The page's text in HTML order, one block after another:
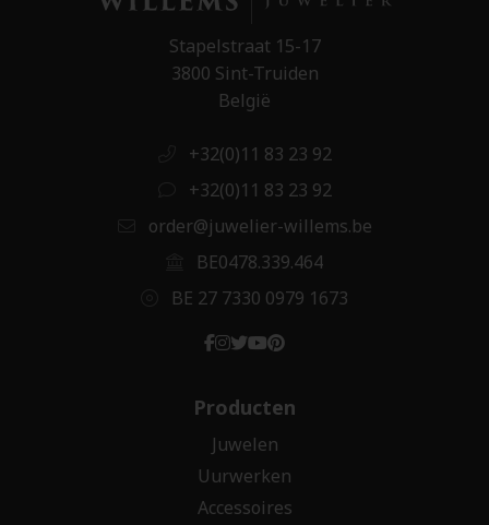
Stapelstraat 15-17
3800 Sint-Truiden
België
+32(0)11 83 23 92
+32(0)11 83 23 92
order@juwelier-willems.be
BE0478.339.464
BE 27 7330 0979 1673
Producten
Juwelen
Uurwerken
Accessoires